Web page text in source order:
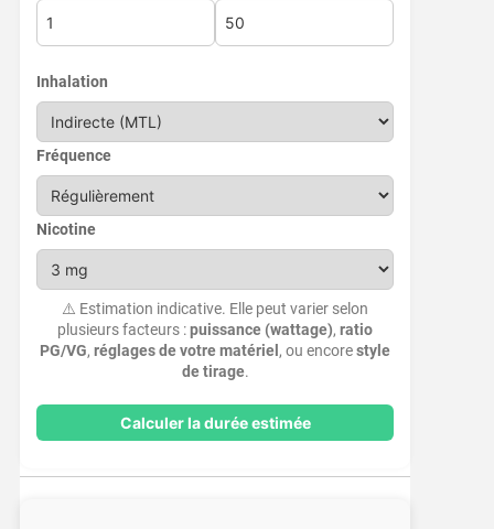
Inhalation
Fréquence
Nicotine
⚠️ Estimation indicative. Elle peut varier selon
plusieurs facteurs :puissance (wattage),ratio
PG/VG,réglages de votre matériel , ou encorestyle
de tirage.
Calculer la durée estimée